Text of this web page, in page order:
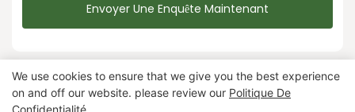
Envoyer Une Enquête Maintenant
We use cookies to ensure that we give you the best experience
on and off our website. please review our Politique De
Confidentialité